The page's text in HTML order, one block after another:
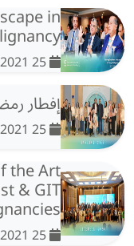
in
إفطار
the Art
& GIT